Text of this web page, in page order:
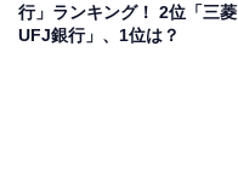
トが集まりました。
行」ランキング！ 2位「三菱
UFJ銀行」、1位は？